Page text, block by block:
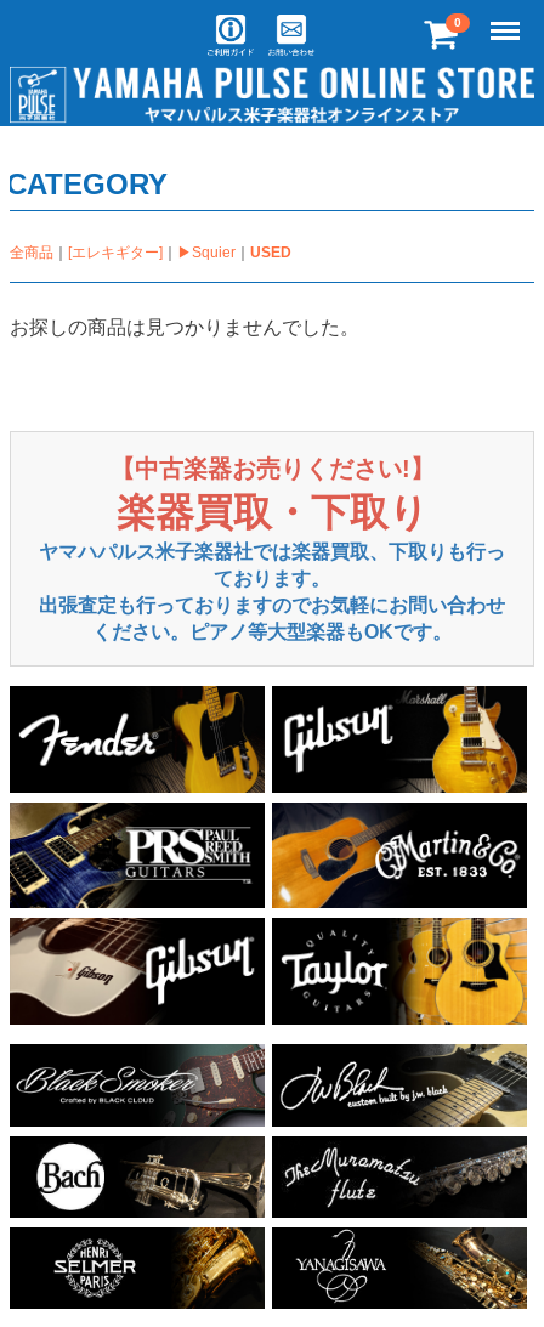
0 Menu
CATEGORY
全商品 [エレキギター] ▶Squier USED
お探しの商品は見つかりませんでした。
【中古楽器お売りください!】
楽器買取・下取り
ヤマハパルス米子楽器社では楽器買取、下取りも行っ
ております。
出張査定も行っておりますのでお気軽にお問い合わせ
ください。ピアノ等大型楽器もOKです。